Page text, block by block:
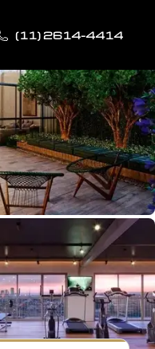
(11) 2614-4414